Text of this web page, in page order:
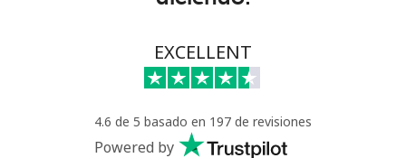
EXCELLENT
4.6 de 5 basado en 197 de revisiones
Powered by